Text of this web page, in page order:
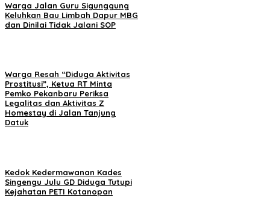
Warga Jalan Guru Sigunggung
Keluhkan Bau Limbah Dapur MBG
dan Dinilai Tidak Jalani SOP
Warga Resah “Diduga Aktivitas
Prostitusi”, Ketua RT Minta
Pemko Pekanbaru Periksa
Legalitas dan Aktivitas Z
Homestay di Jalan Tanjung
Datuk
Kedok Kedermawanan Kades
Singengu Julu GD Diduga Tutupi
Kejahatan PETI Kotanopan